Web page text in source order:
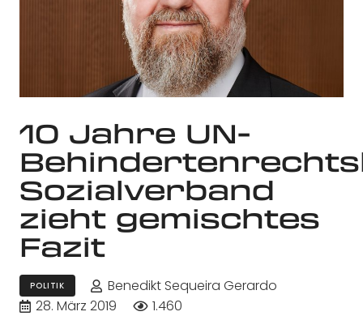
10 Jahre UN-
Sozialverband
zieht gemischtes
Fazit
POLITIK
Benedikt Sequeira Gerardo
28. März 2019
1.460